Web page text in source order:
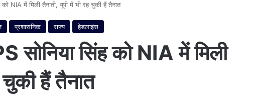
NIA में मिली तैनाती, यूपी में भी रह चुकी हैं तैनात
प्रशासनिक राज्य हेडलाइंस
सोनिया सिंह को NIA में मिली
चुकी हैं तैनात